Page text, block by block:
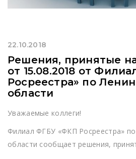
22.10.2018
Решения, принятые
от 15.08.2018 от
Росреестра» по
области
Уважаемые коллеги!
Филиал ФГБУ «ФКП Росреестра» по
области сообщает решения,